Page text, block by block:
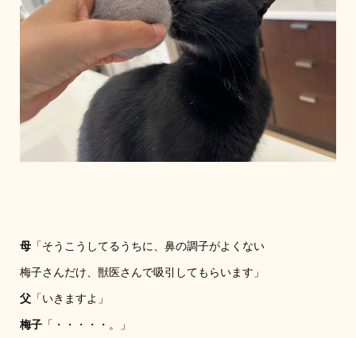
母「そうこうしてるうちに、鼻の調子がよくない
梅子さんだけ、獣医さんで吸引してもらいます」
父「いきますよ」
梅子「・・・・・。」